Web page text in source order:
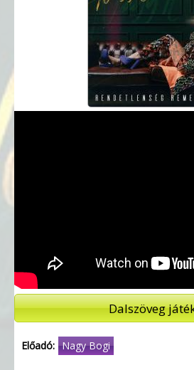
Dalszöveg
Előadó: Nagy Bogi